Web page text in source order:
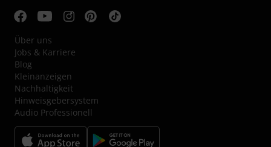
Über uns
Jobs & Karriere
Blog
Kleinanzeigen
Nachhaltigkeit
Hinweisgebersystem
Audio Professionell